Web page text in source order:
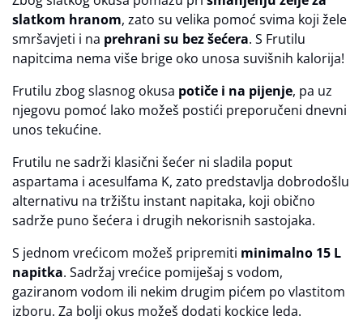
slatkom hranom, zato su velika pomoć svima koji žele
smršavjeti i na prehrani su bez šećera. S Frutilu
napitcima nema više brige oko unosa suvišnih kalorija!
Frutilu zbog slasnog okusa potiče i na pijenje, pa uz
njegovu pomoć lako možeš postići preporučeni dnevni
unos tekućine.
Frutilu ne sadrži klasični šećer ni sladila poput
aspartama i acesulfama K, zato predstavlja dobrodošlu
alternativu na tržištu instant napitaka, koji obično
sadrže puno šećera i drugih nekorisnih sastojaka.
S jednom vrećicom možeš pripremiti minimalno 15 L
napitka. Sadržaj vrećice pomiješaj s vodom,
gaziranom vodom ili nekim drugim pićem po vlastitom
izboru. Za bolji okus možeš dodati kockice leda.